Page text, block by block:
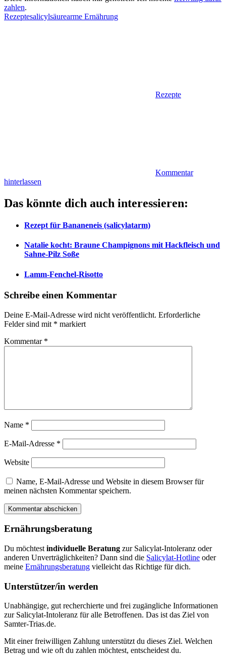
zahlen.
Rezeptesalicylsäurearme Ernährung
Rezepte
Kommentar
hinterlassen
Das könnte dich auch interessieren:
Rezept für Bananeneis (salicylatarm)
Natalie kocht: Braune Champignons mit Hackfleisch und
Sahne-Pilz Soße
Lamm-Fenchel-Risotto
Schreibe einen Kommentar
Deine E-Mail-Adresse wird nicht veröffentlicht. Erforderliche
Felder sind mit * markiert
Kommentar *
Name *
E-Mail-Adresse *
Website
Name, E-Mail-Adresse und Website in diesem Browser für
meinen nächsten Kommentar speichern.
Ernährungsberatung
Du möchtest individuelle Beratung zur Salicylat-Intoleranz oder
anderen Unverträglichkeiten? Dann sind die Salicylat-Hotline oder
meine Ernährungsberatung vielleicht das Richtige für dich.
Unterstützer/in werden
Unabhängige, gut recherchierte und frei zugängliche Informationen
zur Salicylat-Intoleranz für alle Betroffenen. Das ist das Ziel von
Samter-Trias.de.
Mit einer freiwilligen Zahlung unterstützt du dieses Ziel. Welchen
Betrag und wie oft du zahlen möchtest, entscheidest du.